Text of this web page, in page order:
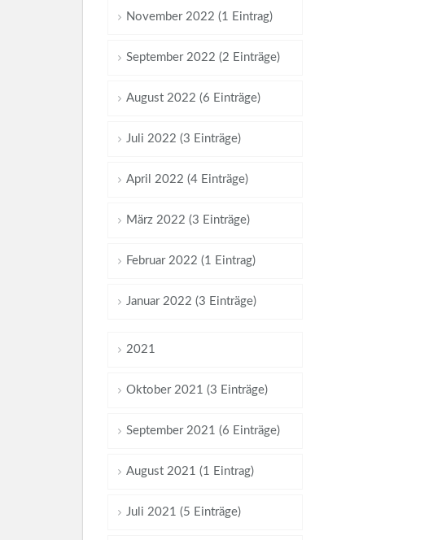
November 2022 (1 Eintrag)
September 2022 (2 Einträge)
August 2022 (6 Einträge)
Juli 2022 (3 Einträge)
April 2022 (4 Einträge)
März 2022 (3 Einträge)
Februar 2022 (1 Eintrag)
Januar 2022 (3 Einträge)
2021
Oktober 2021 (3 Einträge)
September 2021 (6 Einträge)
August 2021 (1 Eintrag)
Juli 2021 (5 Einträge)